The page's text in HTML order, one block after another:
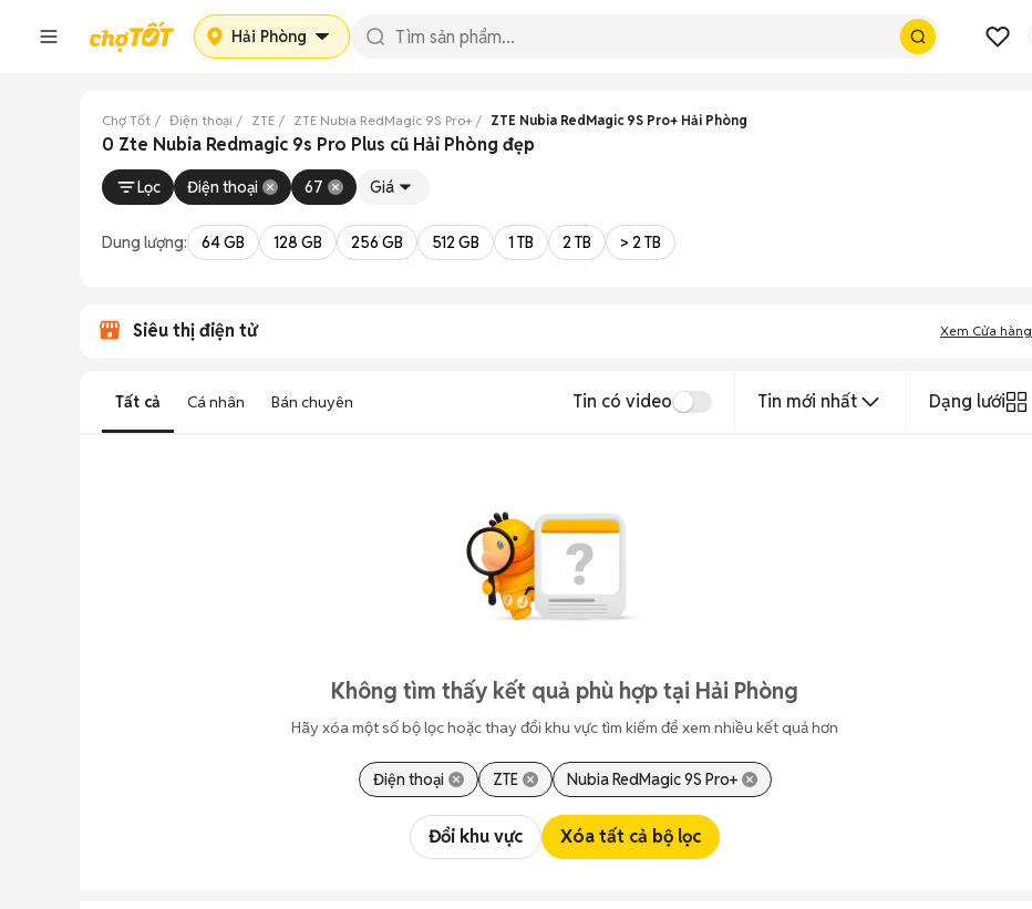
Hải Phòng
Chợ Tốt Điện thoại ZTE ZTE Nubia RedMagic 9S Pro+ ZTE Nubia RedMagic 9S Pro+ Hải Phòng
0 Zte Nubia Redmagic 9s Pro Plus cũ Hải Phòng đẹp
Lọc Điện thoại 67 Giá
Dung lượng: 64 GB 128 GB 256 GB 512 GB 1 TB 2 TB > 2 TB
Siêu thị điện tử Xem Cửa hàng
Tất cả Cá nhân Bán chuyên Tin có video Tin mới nhất Dạng lưới
Không tìm thấy kết quả phù hợp tại Hải Phòng
Hãy xóa một số bộ lọc hoặc thay đổi khu vực tìm kiếm để xem nhiều kết quả hơn
Điện thoại ZTE Nubia RedMagic 9S Pro+
Đổi khu vực Xóa tất cả bộ lọc